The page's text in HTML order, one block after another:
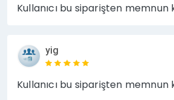
Kullanıcı bu siparişten memnun
yig
Kullanıcı bu siparişten memnun